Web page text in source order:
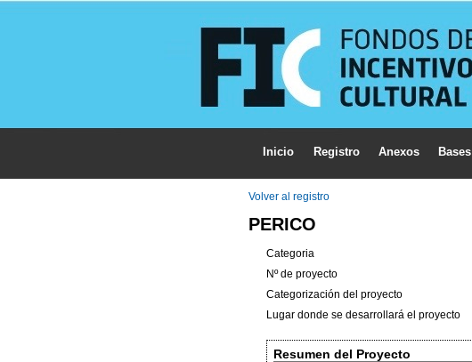
Inicio Registro Anexos Bases
Volver al registro
PERICO
Categoria
Nº de proyecto
Categorización del proyecto
Lugar donde se desarrollará el proyecto
Resumen del Proyecto